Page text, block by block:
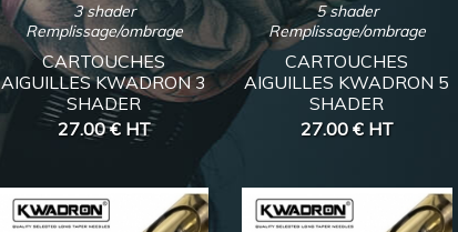
3 shader
Remplissage/ombrage
CARTOUCHES
AIGUILLES KWADRON 3
SHADER
27.00 € HT
5 shader
Remplissage/ombrage
CARTOUCHES
AIGUILLES KWADRON 5
SHADER
27.00 € HT